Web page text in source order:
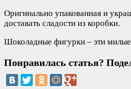
Оригинально упакованная и
доставать сладости из коробки.
Шоколадные фигурки – эти милые
Понравилась статья?